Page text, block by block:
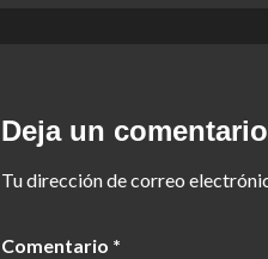
Deja un comentario
Tu dirección de correo
Comentario *